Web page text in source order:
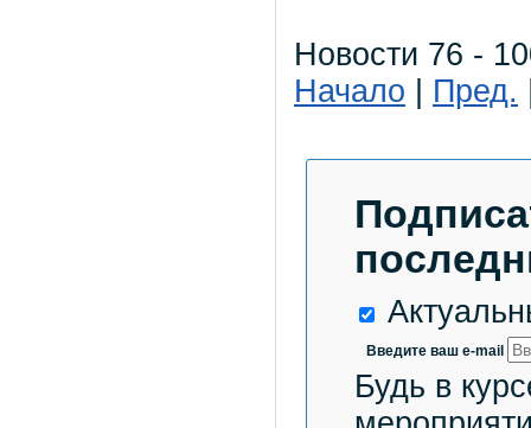
Новости 76 -
Начало
Пред.
Введите ваш e-mail
Будь в